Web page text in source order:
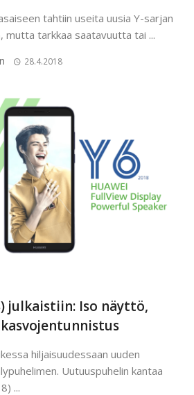
tahtiin useita uusia Y-sarjan
mutta tarkkaa saatavuutta tai ...
28.4.2018
julkaistiin: Iso näyttö,
hiljaisuudessaan uuden
Uutuuspuhelin kantaa
...